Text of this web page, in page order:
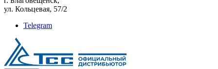
ул. Кольцевая, 57/2
Telegram